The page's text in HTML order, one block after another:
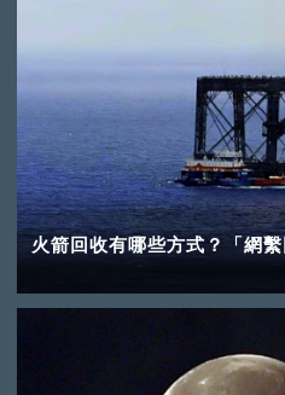
火箭回收有哪些方式？「網繫